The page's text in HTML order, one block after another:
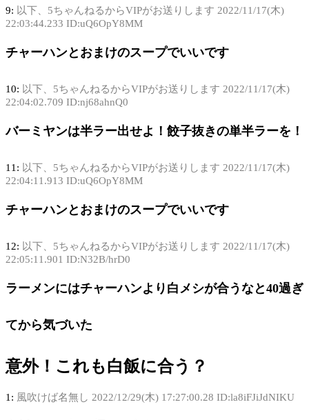
9: 以下、5ちゃんねるからVIPがお送りします 2022/11/17(木)
22:03:44.233 ID:uQ6OpY8MM
チャーハンとおまけのスープでいいです
10: 以下、5ちゃんねるからVIPがお送りします 2022/11/17(木)
22:04:02.709 ID:nj68ahnQ0
バーミヤンは半ラー出せよ！餃子抜きの単半ラーを！
11: 以下、5ちゃんねるからVIPがお送りします 2022/11/17(木)
22:04:11.913 ID:uQ6OpY8MM
チャーハンとおまけのスープでいいです
12: 以下、5ちゃんねるからVIPがお送りします 2022/11/17(木)
22:05:11.901 ID:N32B/hrD0
ラーメンにはチャーハンより白メシが合うなと40過ぎ
てから気づいた
意外！これも白飯に合う？
1: 風吹けば名無し 2022/12/29(木) 17:27:00.28 ID:la8iFJiJdNIKU